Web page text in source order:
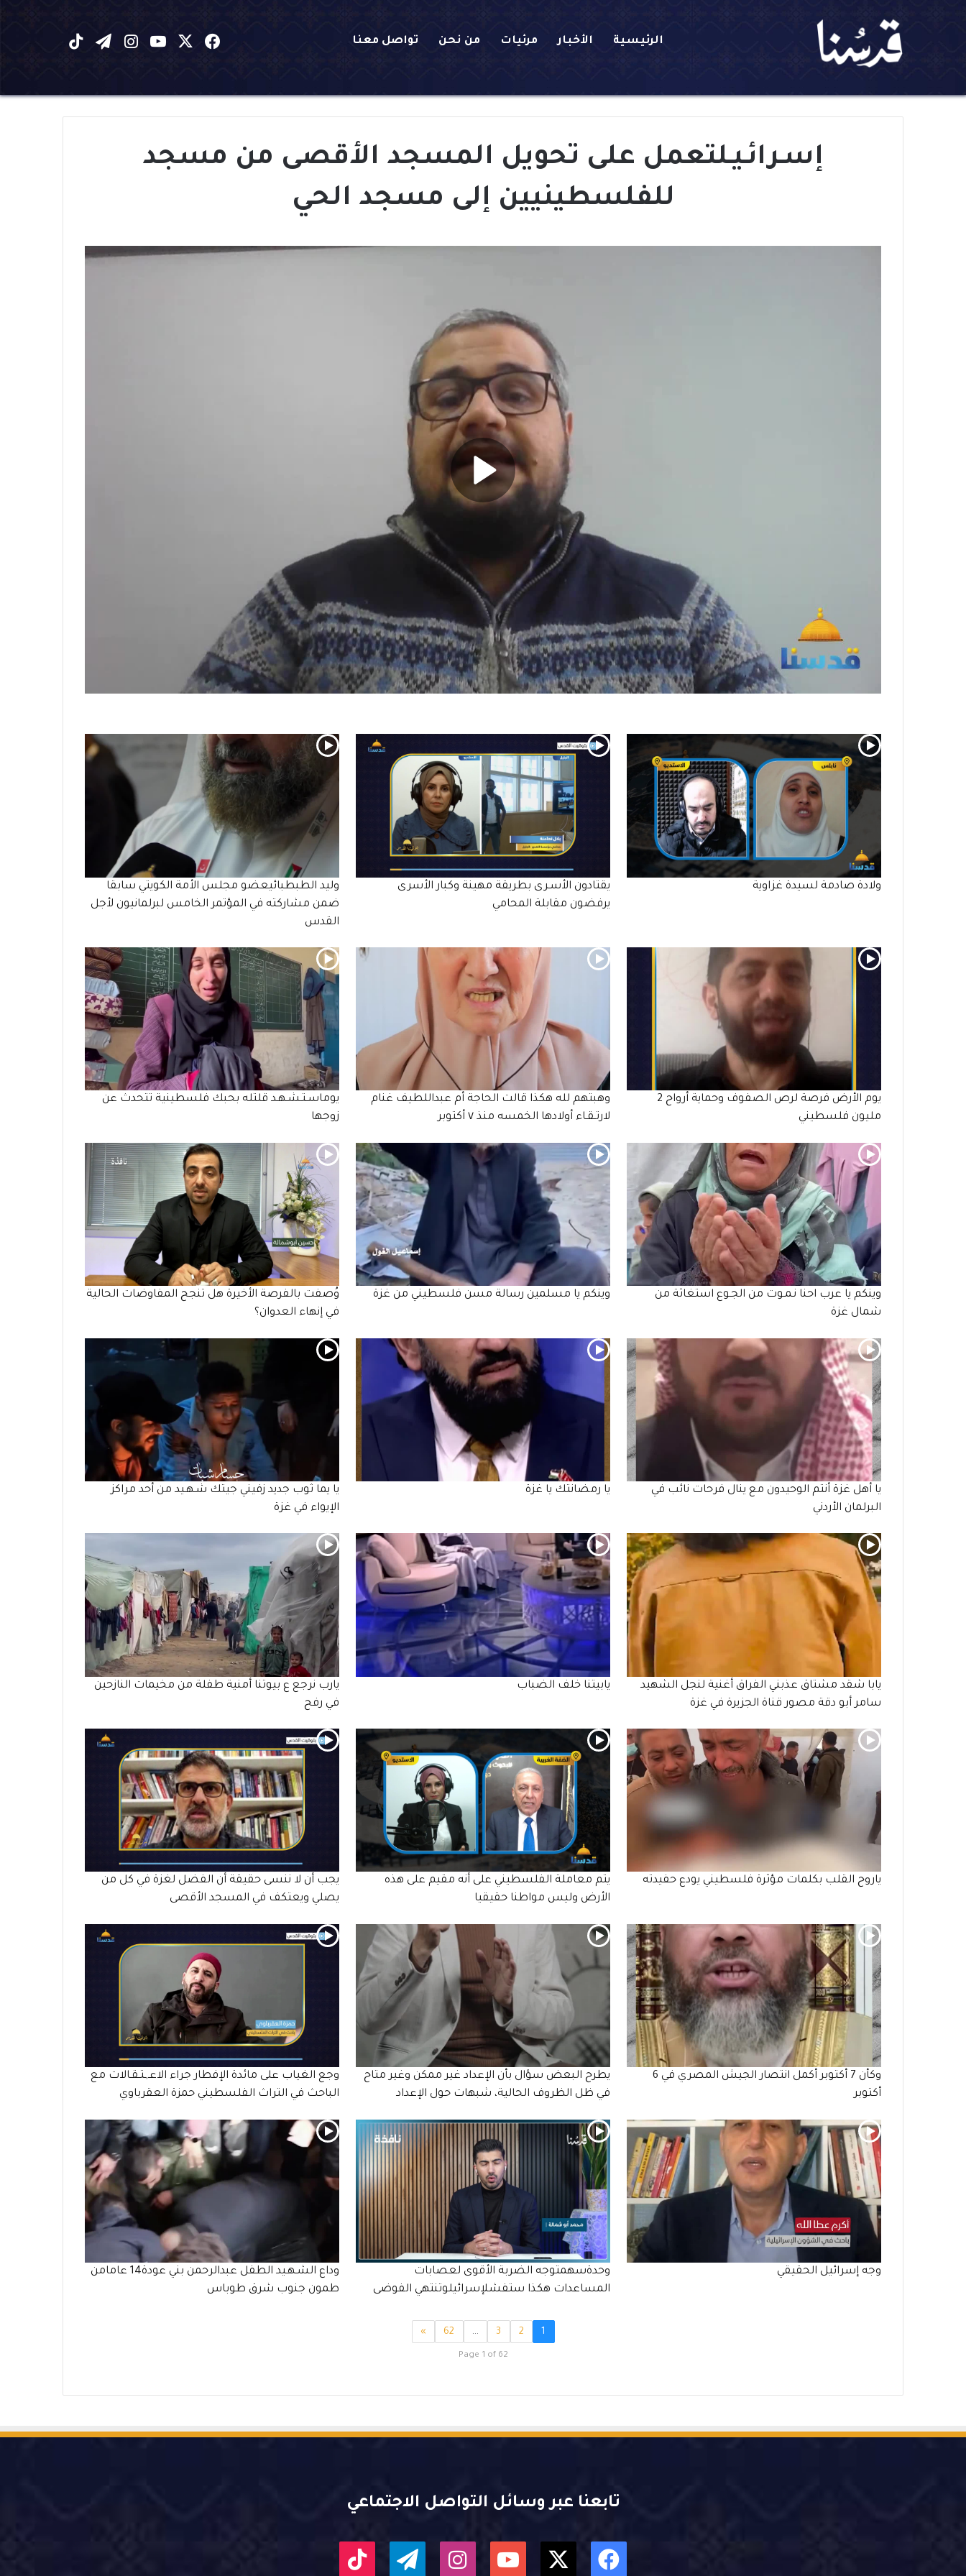
الرئيسية الأخبار مرئيات من نحن تواصل معنا فيسبوك يوتيوبانستقرام
تيلقرام
إسـرائـيـلتعمل على تحويل المسجد الأقصى من مسجد
للفلسطينيين إلى مسجد الحي
ولادة صادمة لسيدة غزاوية
يقتادون الأسـرى بطريقة مهينة وكبار الأسرى
يرفضون مقابلة المحامي
وليد الطبطبائيعضو مجلس الأمة الكويتي سابقا
ضمن مشاركته في المؤتمر الخامس لبرلمانيون لأجل
القدس
يوم الأرض فرصة لرص الصفوف وحماية أرواح 2
مليون فلسطيني
وهبتهم لله هكذا قالت الحاجة أم عبداللطيف غنام
لارتـقـاء أولادها الخمسه منذ ٧ أكتوبر
يوماسـتـشـهـد قلتله بحبك فلسطينية تتحدث عن
زوجها
وينكم يا عرب احنا نـمـوت من الجـوع استغاثة من
شمال غزة
وينكم يا مسلمين رسالة مسن فلسطيني من غزة
وُصفت بالفرصة الأخيرة هل تنجح المفاوضات الحالية
في إنهاء العدوان؟
يا أهل غزة أنتم الوحيدون مع ينال فرحات نائب في
البرلمان الأردني
يا رمضانتك يا غزة
يا يما ثوب جديد زفيني جيتك شـهـيد من أحد مراكز
الإيواء في غزة
يابا شقد مشتاق عذبني الفراق أغنية لنجل الشهيد
سامر أبو دقة مصور قناة الجزيرة في غزة
يابيتنا خلف الضباب
يارب نرجع ع بيوتنا أمنية طفلة من مخيمات النازحين
في رفح
ياروح القلب بكلمات مؤثرة فلسطيني يودع حفيدته
يتم معاملة الفلسطيني على أنه مقيم على هذه
الأرض وليس مواطنا حقيقيا
يجب أن لا ننسى حقيقة أن الفضل لغزة في كل من
يصلي ويعتكف في المسجد الأقصى
وكأن 7 أكتوبر أكمل انتصار الجيش المصري في 6
أكتوبر
يطرح البعض سؤال بأن الإعداد غير ممكن وغير متاح
في ظل الظروف الحالية، شبهات حول الإعداد
وجع الغياب على مائدة الإفطار جراء الاعـ,ـتـقـالات مع
الباحث في التراث الفلسطيني حمزة العقرباوي
وجه إسرائيل الحقيقي
وحدةسهمتوجه الضربة الأقوى لعصابات
المساعدات هكذا ستفشلإسرائيلوتنتهي الفوضى
وداع الشـهـيد الطفل عبدالرحمن بني عودة14 عامامن
طمون جنوب شرق طوباس
1
2
3
…
62
»
Page 1 of 62
تابعنا عبر وسائل التواصل الاجتماعي
فيسبوك يوتيوب انستقرامتيلقرام